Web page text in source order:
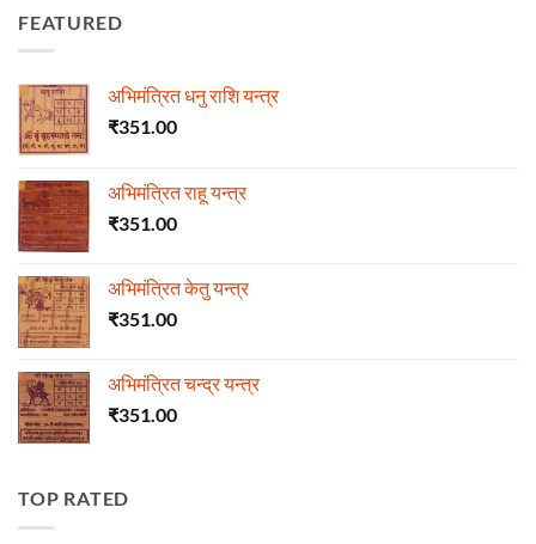
FEATURED
अभिमंत्रित धनु राशि यन्त्र
₹351.00
अभिमंत्रित राहू यन्त्र
₹351.00
अभिमंत्रित केतु यन्त्र
₹351.00
अभिमंत्रित चन्द्र यन्त्र
₹351.00
TOP RATED